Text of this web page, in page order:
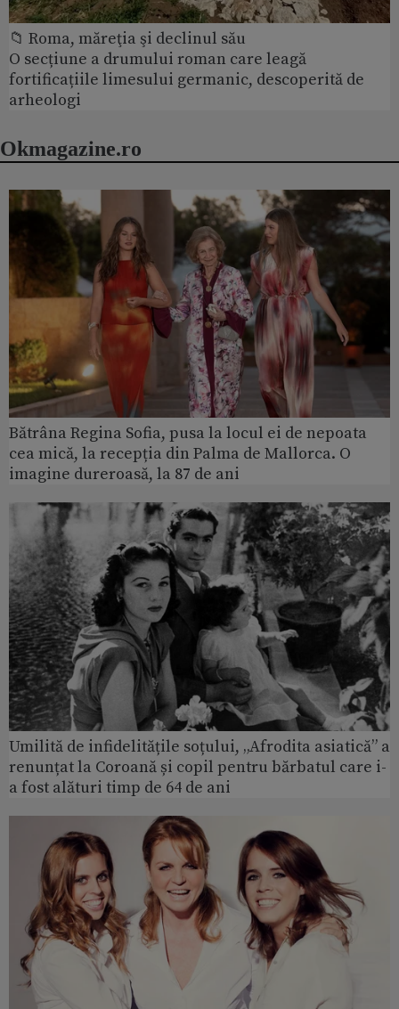
📁 Roma, măreţia şi declinul său
O secțiune a drumului roman care leagă
fortificațiile limesului germanic, descoperită de
arheologi
Okmagazine.ro
Bătrâna Regina Sofia, pusa la locul ei de nepoata
cea mică, la recepția din Palma de Mallorca. O
imagine dureroasă, la 87 de ani
Umilită de infidelitățile soțului, „Afrodita asiatică” a
renunțat la Coroană și copil pentru bărbatul care i-
a fost alături timp de 64 de ani